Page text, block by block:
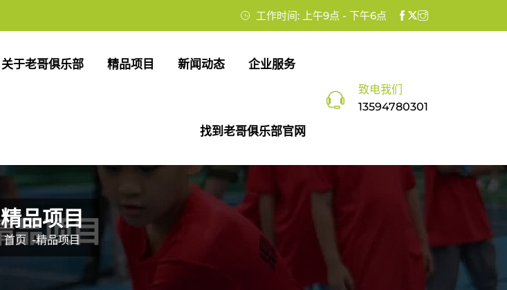
工作时间: 上午9点 - 下午6点
关于老哥俱乐部 精品项目 新闻动态 企业服务
找到老哥俱乐部官网
致电我们
13594780301
精品项目
首页 -精品项目